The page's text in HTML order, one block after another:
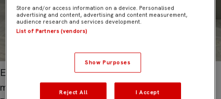
El Ramón Sánchez-Pizjuán fue sede una edición
más de la jornada de clausura delMáster en Big
Store and/or access information on a device. Personalised
advertising and content, advertising and content measurement,
audience research and services development.
List of Partners (vendors)
Show Purposes
Reject All I Accept